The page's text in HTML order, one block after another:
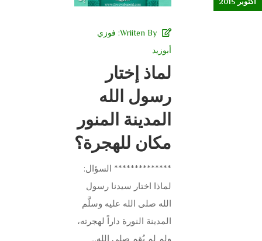
Wriiten By: فوزي
أبوزيد
لماذ إختار
رسول الله
المدينة المنور
مكان للهجرة؟
************** السؤال:
لماذا اختار سيدنا رسول
الله صلى الله عليه وسلَّم
المدينة النورة داراً لهجرته،
ولم لم يُقم صلى الله...